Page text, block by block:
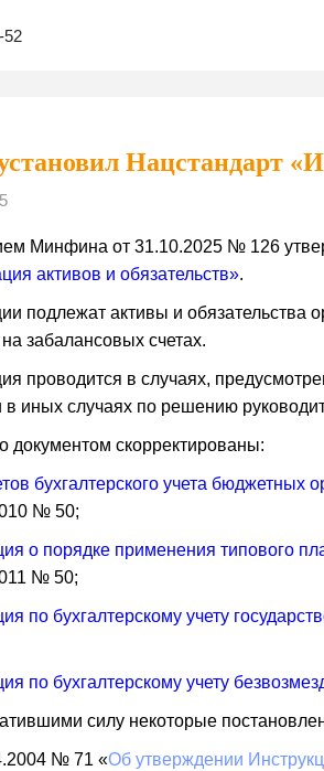
52
Нацстандарт
Минфина от 31.10.2025 № 126
активов и обязательств».
подлежат активы и обязательства
забалансовых счетах.
проводится в случаях,
в иных случаях по решению
документом скорректированы:
бухгалтерского учета бюджетных
№ 50;
о порядке применения типового
№ 50;
по бухгалтерскому учету
по бухгалтерскому учету
силу некоторые
№ 71 «Об утверждении